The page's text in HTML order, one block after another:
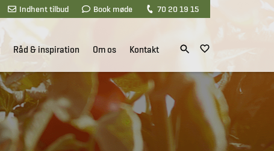
Indhent tilbud Book møde 70 20 19 15
Råd & inspiration Om os Kontakt